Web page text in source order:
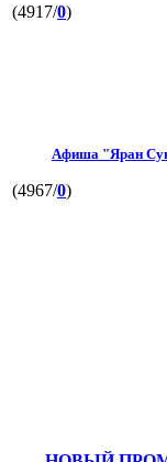
(4917/0)
Афиша "Яран
(4967/0)